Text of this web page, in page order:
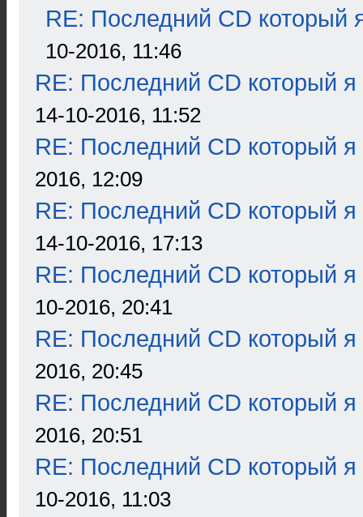
RE: Последний CD который
10-2016, 11:46
RE: Последний CD который я
14-10-2016, 11:52
RE: Последний CD который я
2016, 12:09
RE: Последний CD который я
14-10-2016, 17:13
RE: Последний CD который я
10-2016, 20:41
RE: Последний CD который я
2016, 20:45
RE: Последний CD который я
2016, 20:51
RE: Последний CD который я
10-2016, 11:03